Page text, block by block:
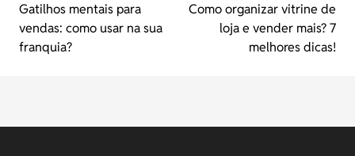
Gatilhos mentais para
vendas: como usar na sua
franquia?
Como organizar vitrine de
loja e vender mais? 7
melhores dicas!